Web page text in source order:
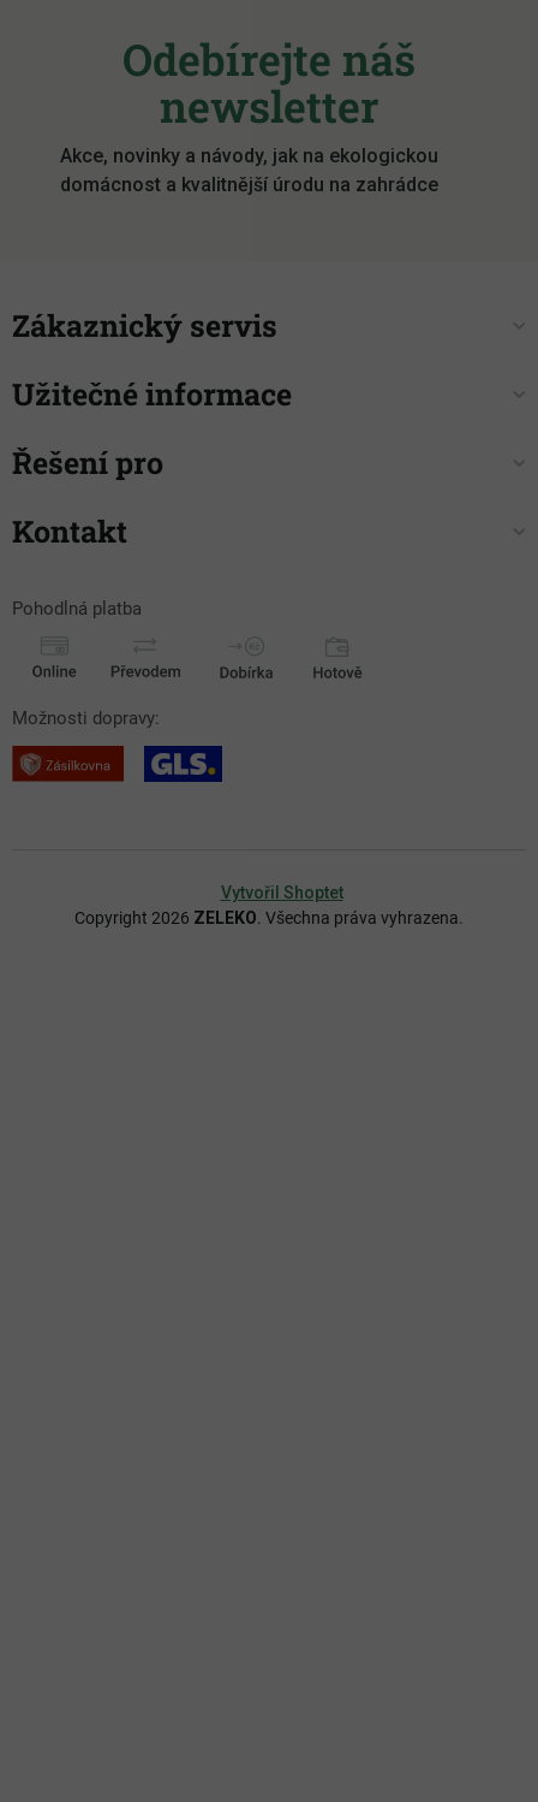
Odebírejte náš
newsletter
Akce, novinky a návody, jak na ekologickou
domácnost a kvalitnější úrodu na zahrádce
Zákaznický servis
Užitečné informace
Řešení pro
Kontakt
Pohodlná platba
Možnosti dopravy:
Vytvořil Shoptet
Copyright 2026 ZELEKO. Všechna práva vyhrazena.